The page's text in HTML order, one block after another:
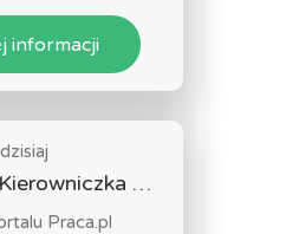
informacji
dzisiaj
Kierownik / Kierowniczka Budowy
Praca.pl